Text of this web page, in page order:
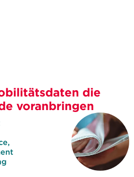
die
voranbringen